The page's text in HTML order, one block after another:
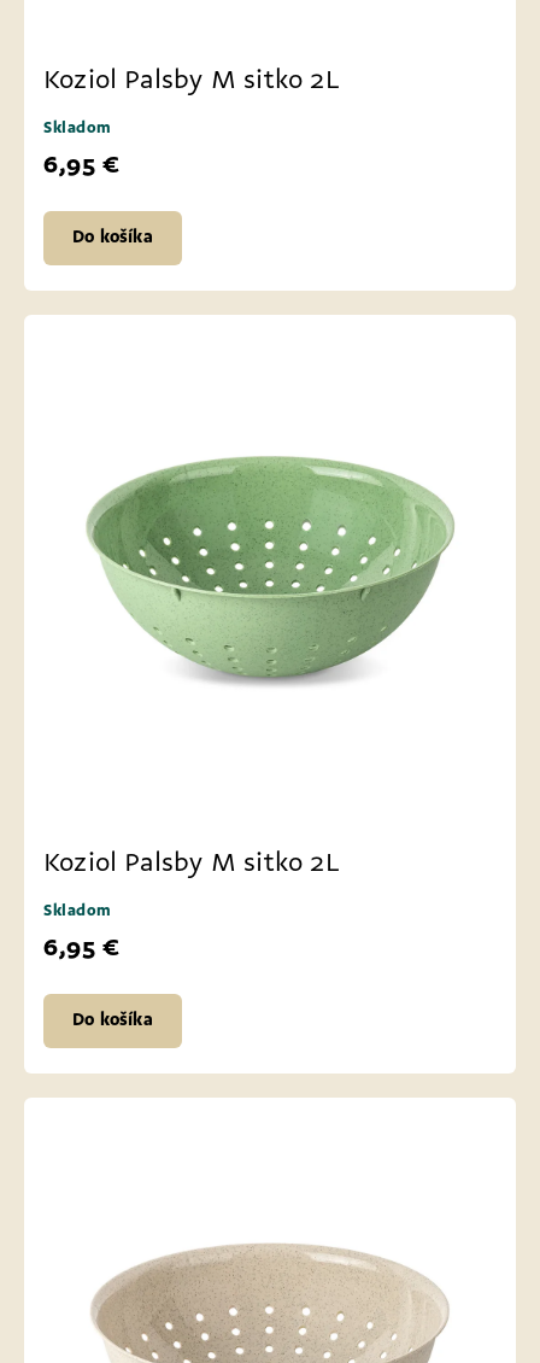
Koziol Palsby M sitko 2L
Skladom
6,95 €
Do košíka
Koziol Palsby M sitko 2L
Skladom
6,95 €
Do košíka